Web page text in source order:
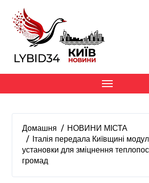
вмісту
Домашня
НОВИНИ МІСТА
Італія передала Київщині
установки для зміцнення
громад